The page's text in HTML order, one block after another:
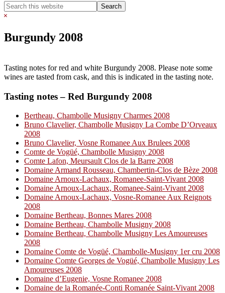
Search
this
Hide
Burgundy 2008
Tasting notes for red and white Burgundy 2008. Please note some
wines are tasted from cask, and this is indicated in the tasting note.
Tasting notes – Red Burgundy 2008
Bertheau, Chambolle Musigny Charmes 2008
Bruno Clavelier, Chambolle Musigny La Combe D’Orveaux
2008
Bruno Clavelier, Vosne Romanee Aux Brulees 2008
Comte de Vogüé, Chambolle Musigny 2008
Comte Lafon, Meursault Clos de la Barre 2008
Domaine Armand Rousseau, Chambertin-Clos de Bèze 2008
Domaine Arnoux-Lachaux, Romanee-Saint-Vivant 2008
Domaine Arnoux-Lachaux, Romanee-Saint-Vivant 2008
Domaine Arnoux-Lachaux, Vosne-Romanee Aux Reignots
2008
Domaine Bertheau, Bonnes Mares 2008
Domaine Bertheau, Chambolle Musigny 2008
Domaine Bertheau, Chambolle Musigny Les Amoureuses
2008
Domaine Comte de Vogüé, Chambolle-Musigny 1er cru 2008
Domaine Comte Georges de Vogüé, Chambolle Musigny Les
Amoureuses 2008
Domaine d’Eugenie, Vosne Romanee 2008
Domaine de la Romanée-Conti Romanée Saint-Vivant 2008